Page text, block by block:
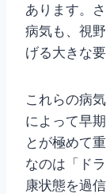
あります。
病気も、視
げる大きな
これらの病
によって早
とが極めて
なのは「ド
康状態を過